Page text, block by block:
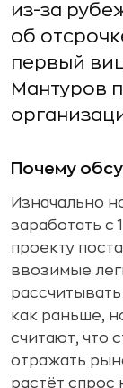
из-за
об
первый
Мантуров
Почему
Изначально
заработать с
проекту
ввозимые
как раньше,
считают, что
отражать
растёт спрос